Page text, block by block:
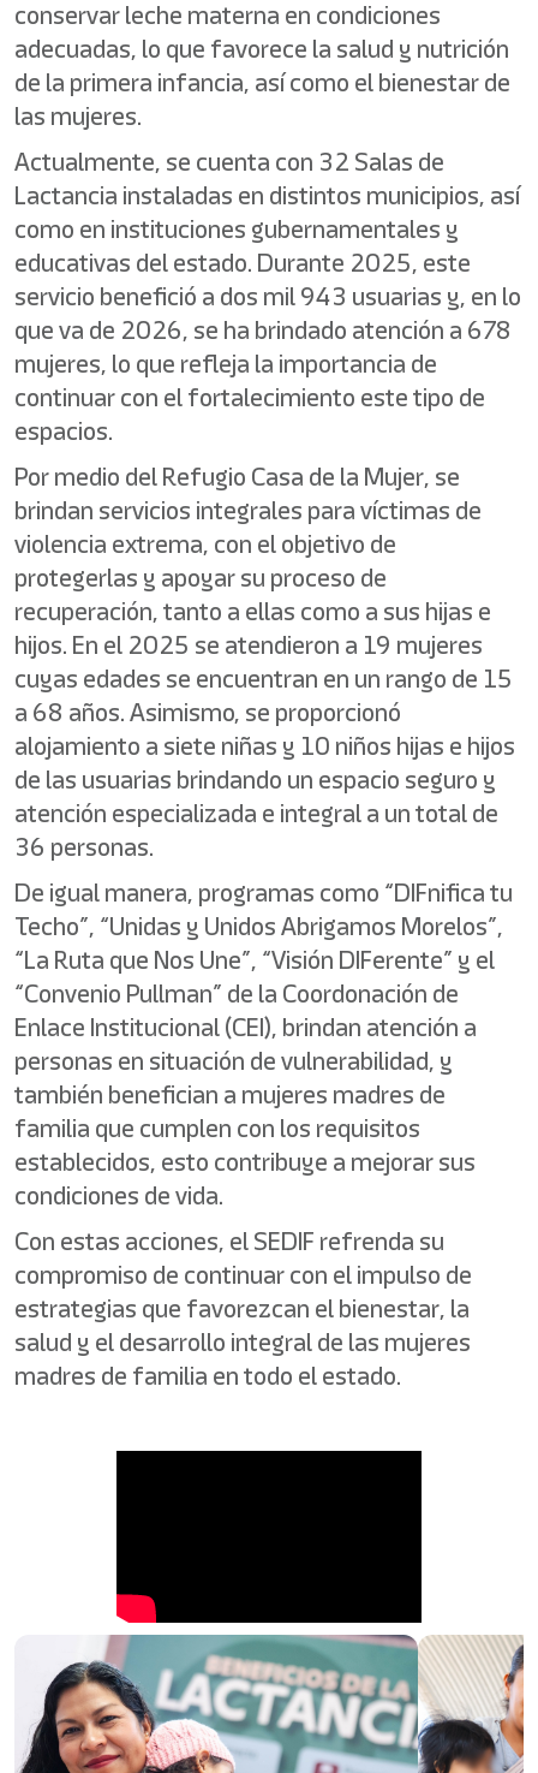
conservar leche materna en condiciones
adecuadas, lo que favorece la salud y nutrición
de la primera infancia, así como el bienestar de
las mujeres.
Actualmente, se cuenta con 32 Salas de
Lactancia instaladas en distintos municipios, así
como en instituciones gubernamentales y
educativas del estado. Durante 2025, este
servicio benefició a dos mil 943 usuarias y, en lo
que va de 2026, se ha brindado atención a 678
mujeres, lo que refleja la importancia de
continuar con el fortalecimiento este tipo de
espacios.
Por medio del Refugio Casa de la Mujer, se
brindan servicios integrales para víctimas de
violencia extrema, con el objetivo de
protegerlas y apoyar su proceso de
recuperación, tanto a ellas como a sus hijas e
hijos. En el 2025 se atendieron a 19 mujeres
cuyas edades se encuentran en un rango de 15
a 68 años. Asimismo, se proporcionó
alojamiento a siete niñas y 10 niños hijas e hijos
de las usuarias brindando un espacio seguro y
atención especializada e integral a un total de
36 personas.
De igual manera, programas como “DIFnifica tu
Techo”, “Unidas y Unidos Abrigamos Morelos”,
“La Ruta que Nos Une”, “Visión DIFerente” y el
“Convenio Pullman” de la Coordonación de
Enlace Institucional (CEI), brindan atención a
personas en situación de vulnerabilidad, y
también benefician a mujeres madres de
familia que cumplen con los requisitos
establecidos, esto contribuye a mejorar sus
condiciones de vida.
Con estas acciones, el SEDIF refrenda su
compromiso de continuar con el impulso de
estrategias que favorezcan el bienestar, la
salud y el desarrollo integral de las mujeres
madres de familia en todo el estado.